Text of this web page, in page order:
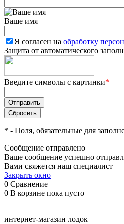
Ваше имя
Я согласен на обработку
Защита от автоматического
Введите символы с картинки*
* - Поля, обязательные для
Сообщение отправлено
Ваше сообщение успешно
Вами свяжется наш специалист
Закрыть окно
0 Сравнение
0 В корзине пока пусто
интернет-магазин лодок